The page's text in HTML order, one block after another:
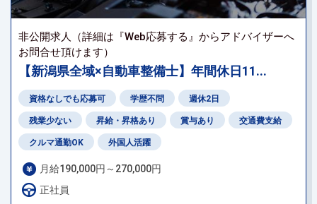
非公開求人（詳細は『Web応募する』からアドバイザーへ
お問合せ頂けます）
【新潟県全域×自動車整備士】年間休日11...
資格なしでも応募可 学歴不問 週休2日
残業少ない 昇給・昇格あり 賞与あり 交通費支給
クルマ通勤OK 外国人活躍
月給190,000円～270,000円
正社員